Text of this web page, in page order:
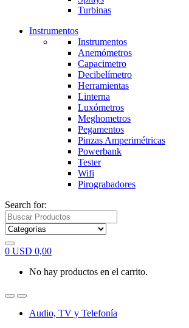
Turbinas
Instrumentos
Instrumentos
Anemómetros
Capacimetro
Decibelímetro
Herramientas
Linterna
Luxómetros
Meghometros
Pegamentos
Pinzas Amperimétricas
Powerbank
Tester
Wifi
Pirograbadores
Search for:
0 USD 0,00
No hay productos en el carrito.
Audio, TV y Telefonía